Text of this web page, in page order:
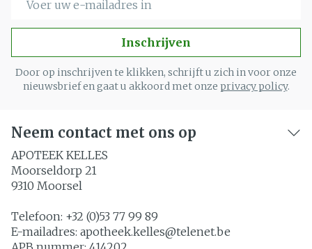
Inschrijven
Door op inschrijven te klikken, schrijft u zich in voor onze
nieuwsbrief en gaat u akkoord met onze privacy policy.
Neem contact met ons op
APOTEEK KELLES
Moorseldorp 21
9310 Moorsel
Telefoon: +32 (0)53 77 99 89
E-mailadres: apotheek.kelles@telenet.be